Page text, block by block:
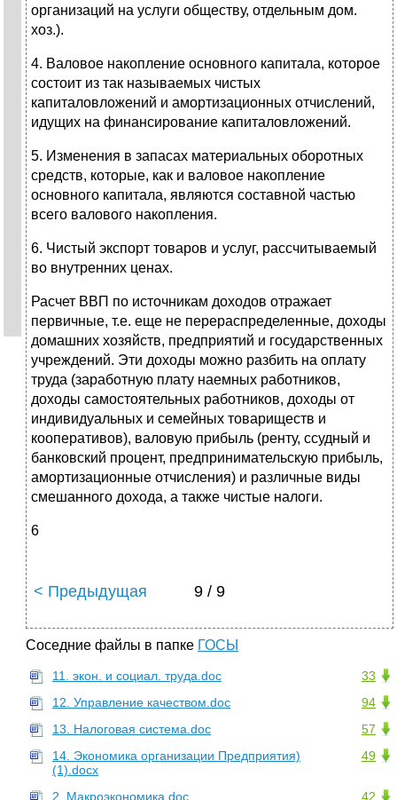
организаций на услуги обществу, отдельным дом.
хоз.).
4. Валовое накопление основного капитала, которое
состоит из так называемых чистых
капиталовложений и амортизационных отчислений,
идущих на финансирование капиталовложений.
5. Изменения в запасах материальных оборотных
средств, которые, как и валовое накопление
основного капитала, являются составной частью
всего валового накопления.
6. Чистый экспорт товаров и услуг, рассчитываемый
во внутренних ценах.
Расчет ВВП по источникам доходов отражает
первичные, т.е. еще не перераспределенные, доходы
домашних хозяйств, предприятий и государственных
учреждений. Эти доходы можно разбить на оплату
труда (заработную плату наемных работников,
доходы самостоятельных работников, доходы от
индивидуальных и семейных товариществ и
кооперативов), валовую прибыль (ренту, ссудный и
банковский процент, предпринимательскую прибыль,
амортизационные отчисления) и различные виды
смешанного дохода, а также чистые налоги.
6
< Предыдущая 9 / 9
Соседние файлы в папке ГОСЫ
33
11. экон. и социал. труда.doc
94
12. Управление качеством.doc
57
13. Налоговая система.doc
49
14. Экономика организации Предприятия)
(1).docx
42
2. Макроэкономика.doc